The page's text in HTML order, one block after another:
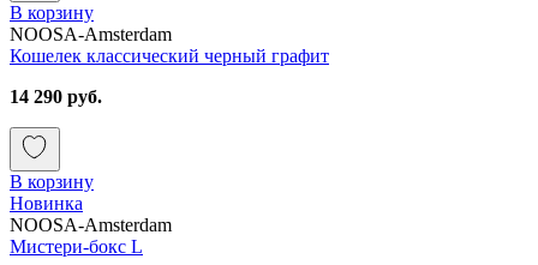
В корзину
NOOSA-Amsterdam
Кошелек классический черный графит
14 290 руб.
В корзину
Новинка
NOOSA-Amsterdam
Мистери-бокс L